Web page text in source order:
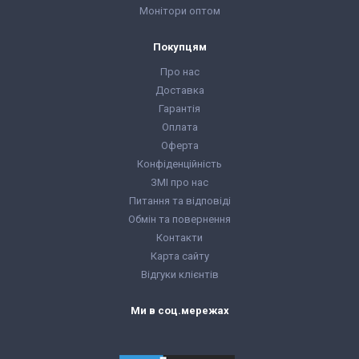
Монітори оптом
Покупцям
Про нас
Доставка
Гарантія
Оплата
Оферта
Конфіденційність
ЗМІ про нас
Питання та відповіді
Обмін та повернення
Контакти
Карта сайту
Відгуки клієнтів
Ми в соц.мережах